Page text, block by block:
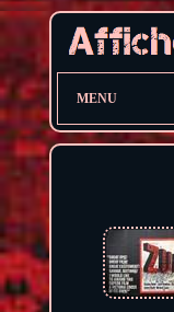
MENU